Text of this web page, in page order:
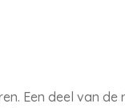
Een deel van de